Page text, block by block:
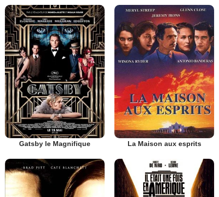
Gatsby le Magnifique La Maison aux esprits